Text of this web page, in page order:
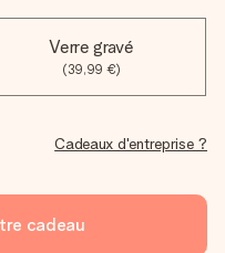
Verre gravé
(39,99 €)
Cadeaux d'entreprise ?
cadeau